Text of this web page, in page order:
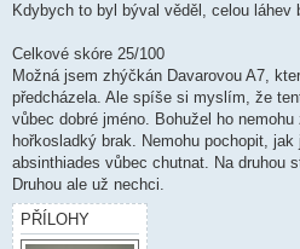
Kdybych to byl býval věděl, celou láhev
Celkové skóre 25/100
Možná jsem zhýčkán Davarovou A7,
předcházela. Ale spíše si myslím, že
vůbec dobré jméno. Bohužel ho
hořkosladký brak. Nemohu pochopit,
absinthiades vůbec chutnat. Na druhou
Druhou ale už nechci.
PŘÍLOHY